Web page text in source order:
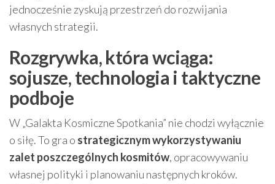
jednocześnie zyskują przestrzeń do rozwijania
własnych strategii.
Rozgrywka, która wciąga:
sojusze, technologia i taktyczne
podboje
W „Galakta Kosmiczne Spotkania” nie chodzi wyłącznie
o siłę. To gra o strategicznym wykorzystywaniu
zalet poszczególnych kosmitów, opracowywaniu
własnej polityki i planowaniu następnych kroków.